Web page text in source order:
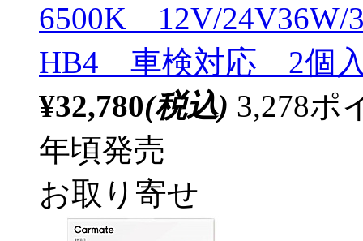
6500K 12V/
HB4 車検対応 2個入
¥32,780(税込) 3,278ポ
年頃発売
お取り寄せ